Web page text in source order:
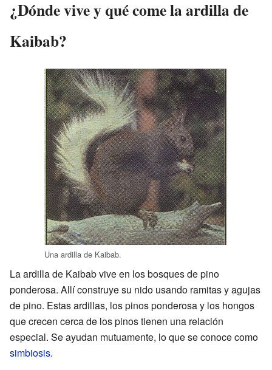
¿Dónde vive y qué come la ardilla de
Kaibab?
Una ardilla de Kaibab.
La ardilla de Kaibab vive en los bosques de pino
ponderosa. Allí construye su nido usando ramitas y agujas
de pino. Estas ardillas, los pinos ponderosa y los hongos
que crecen cerca de los pinos tienen una relación
especial. Se ayudan mutuamente, lo que se conoce como
simbiosis.